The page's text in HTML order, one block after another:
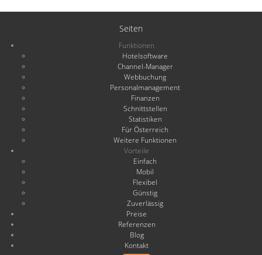
Seiten
Funktionen
Hotelsoftware
Channel-Manager
Webbuchung
Personalmanagement
Finanzen
Schnittstellen
Statistiken
Für Österreich
Weitere Funktionen
Vorteile
Einfach
Mobil
Flexibel
Günstig
Zuverlässig
Preise
Referenzen
Blog
Kontakt